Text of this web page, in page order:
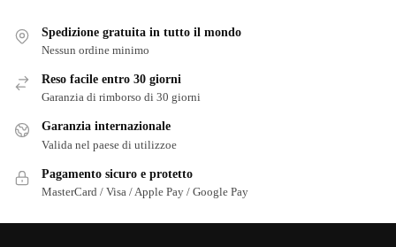
Spedizione gratuita in tutto il mondo
Nessun ordine minimo
Reso facile entro 30 giorni
Garanzia di rimborso di 30 giorni
Garanzia internazionale
Valida nel paese di utilizzoe
Pagamento sicuro e protetto
MasterCard / Visa / Apple Pay / Google Pay